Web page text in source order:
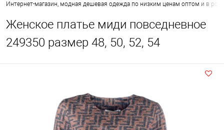
Интернет-магазин, модная дешевая одежда по низким ценам оптом и в
Женское платье миди повседневное
249350 размер 48, 50, 52, 54